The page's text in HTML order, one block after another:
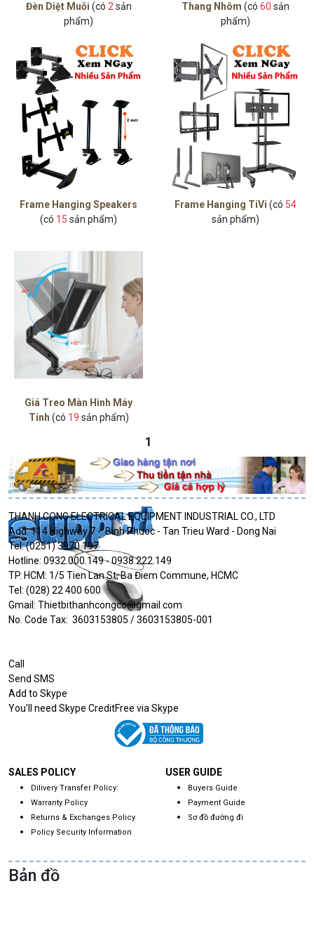
Đèn Diệt Muỗi (có 2 sản
phẩm)
Thang Nhôm (có 60 sản
phẩm)
Frame Hanging Speakers
(có 15 sản phẩm)
Frame Hanging TiVi (có 54
sản phẩm)
Giá Treo Màn Hình Máy
Tính (có 19 sản phẩm)
1
THANH CONG ELECTRICAL EQUIPMENT INDUSTRIAL CO., LTD
Add: 114 Highway 7 - Binh Phuoc - Tan Trieu Ward - Dong Nai
Tel: (0251) 3970 197
Hotline: 0932.000.149 - 0938.222.149
TP. HCM: 1/5 Tien Lan St, Ba Điem Commune, HCMC
Tel: (028) 22 400 600
Gmail: Thietbithanhcongco@gmail.com
No. Code Tax: 3603153805 / 3603153805-001
Call
Send SMS
Add to Skype
You'll need Skype CreditFree via Skype
SALES POLICY
Dilivery Transfer Policy:
Warranty Policy
Returns & Exchanges Policy
Policy Security Information
USER GUIDE
Buyers Guide
Payment Guide
Sơ đồ đường đi
Bản đồ